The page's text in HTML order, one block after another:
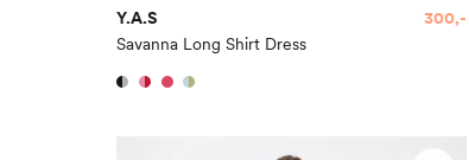
Y.A.S
Savanna Long Shirt Dress
300,-